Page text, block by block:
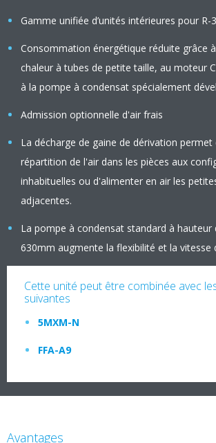
Gamme unifiée d’unités intérieures pour R-
Consommation énergétique réduite grâce
chaleur à tubes de petite taille, au moteur
à la pompe à condensat spécialement
Admission optionnelle d'air frais
La décharge de gaine de dérivation
répartition de l'air dans les pièces aux
inhabituelles ou d'alimenter en air les
adjacentes.
La pompe à condensat standard à
630mm augmente la flexibilité et la vitesse
Cette unité peut être combinée avec
suivantes
5MXM-N
FFA-A9
Avantages